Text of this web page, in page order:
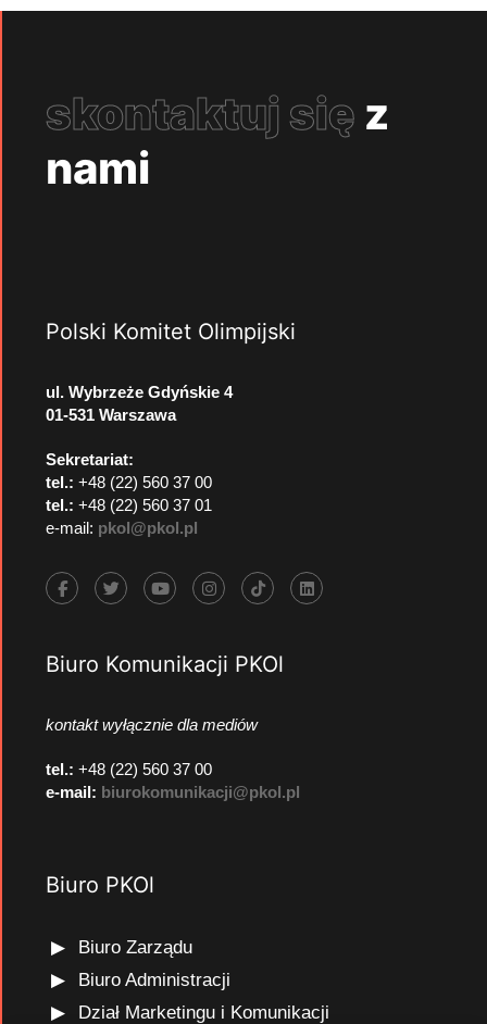
skontaktuj się z
nami
Polski Komitet Olimpijski
ul. Wybrzeże Gdyńskie 4
01-531 Warszawa
Sekretariat:
tel.: +48 (22) 560 37 00
tel.: +48 (22) 560 37 01
e-mail: pkol@pkol.pl
Biuro Komunikacji PKOl
kontakt wyłącznie dla mediów
tel.: +48 (22) 560 37 00
e-mail: biurokomunikacji@pkol.pl
Biuro PKOl
Biuro Zarządu
Biuro Administracji
Dział Marketingu i Komunikacji